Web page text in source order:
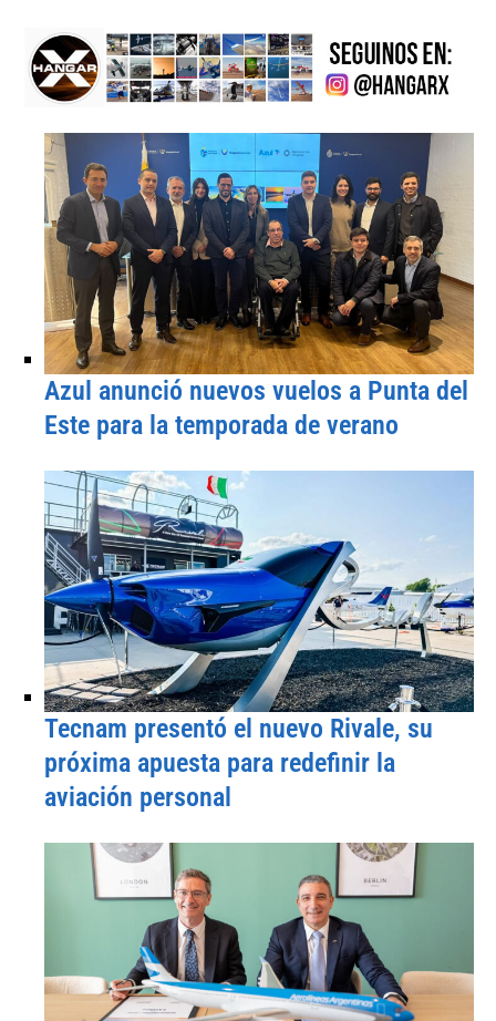
Azul anunció nuevos vuelos a Punta del
Este para la temporada de verano
Tecnam presentó el nuevo Rivale, su
próxima apuesta para redefinir la
aviación personal